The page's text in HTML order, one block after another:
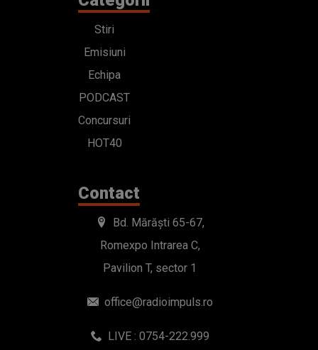
Stiri
Emisiuni
Echipa
PODCAST
Concursuri
HOT40
Contact
Bd. Mărăști 65-67,
Romexpo Intrarea C,
Pavilion T, sector 1
office@radioimpuls.ro
LIVE : 0754-222.999